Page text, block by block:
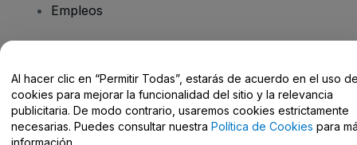
Empleos
Centro de Ayuda / Contacto
Al hacer clic en “Permitir Todas”, estarás de acuerdo en el uso
cookies para mejorar la funcionalidad del sitio y la relevancia
publicitaria. De modo contrario, usaremos cookies estrictamente
necesarias. Puedes consultar nuestra Política de Cookies para
información.